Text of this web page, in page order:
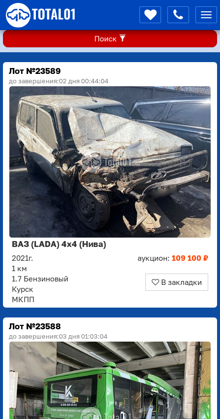
Поиск
Лот №23589
до завершения:02 дня 00:44:03
ВАЗ (LADA) 4x4 (Нива)
2021г.
1 км
1.7 Бензиновый
Курск
МКПП
аукцион: 109 100 ₽
В закладки
Лот №23588
до завершения:03 дня 01:03:03